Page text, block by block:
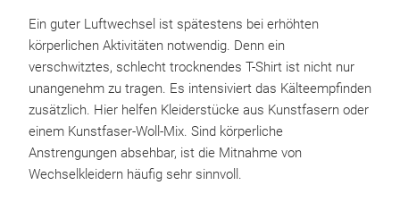
Ein guter Luftwechsel ist spätestens bei erhöhten
körperlichen Aktivitäten notwendig. Denn ein
verschwitztes, schlecht trocknendes T-Shirt ist nicht nur
unangenehm zu tragen. Es intensiviert das Kälteempfinden
zusätzlich. Hier helfen Kleiderstücke aus Kunstfasern oder
einem Kunstfaser-Woll-Mix. Sind körperliche
Anstrengungen absehbar, ist die Mitnahme von
Wechselkleidern häufig sehr sinnvoll.